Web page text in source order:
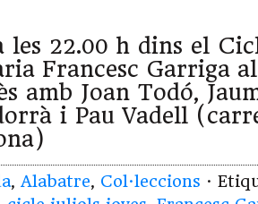
les 22.00 h dins el
Francesc Garriga al
amb Joan Todó,
i Pau Vadell
, Alabatre, Col·leccions ·